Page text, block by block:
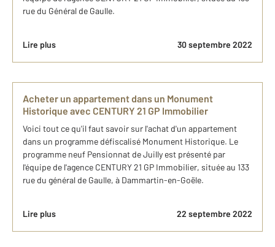
rue du Général de Gaulle.
Lire plus 30 septembre 2022
Acheter un appartement dans un Monument
Historique avec CENTURY 21 GP Immobilier
Voici tout ce qu'il faut savoir sur l'achat d'un appartement
dans un programme défiscalisé Monument Historique. Le
programme neuf Pensionnat de Juilly est présenté par
l'équipe de l'agence CENTURY 21 GP Immobilier, située au 133
rue du général de Gaulle, à Dammartin-en-Goële.
Lire plus 22 septembre 2022